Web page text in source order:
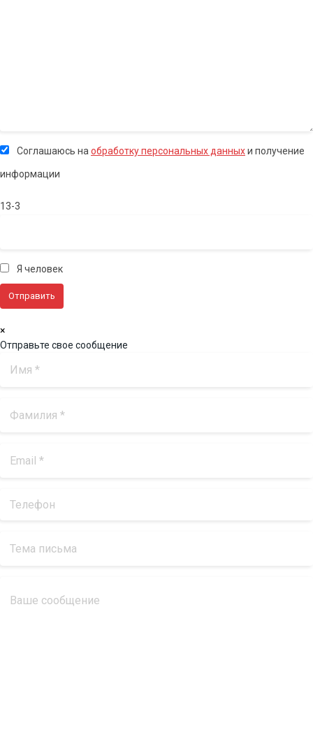
Соглашаюсь на обработку персональных данныхи получение
информации
13-3
Я человек
×
Отправьте свое сообщение